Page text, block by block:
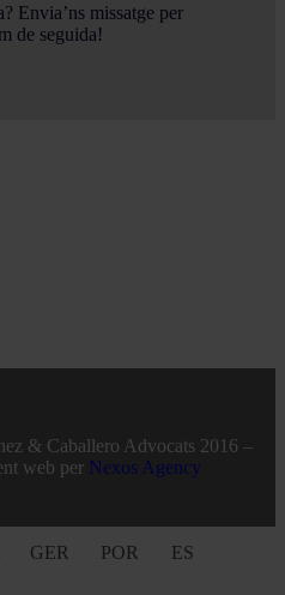
Envia’ns missatge per
de seguida!
& Caballero Advocats 2016 –
web per Nexos Agency
GER POR ES